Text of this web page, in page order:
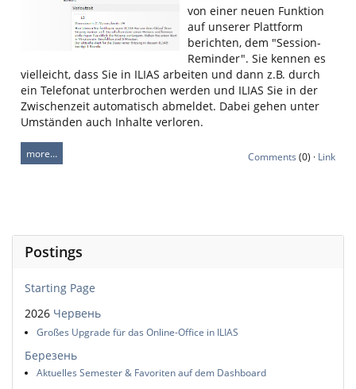
von einer neuen Funktion
auf unserer Plattform
berichten, dem "Session-
Reminder". Sie kennen es
vielleicht, dass Sie in ILIAS arbeiten und dann z.B. durch
ein Telefonat unterbrochen werden und ILIAS Sie in der
Zwischenzeit automatisch abmeldet. Dabei gehen unter
Umständen auch Inhalte verloren.
more… Comments (0) · Link
Postings
Starting Page
2026 Червень
Großes Upgrade für das Online-Office in ILIAS
Березень
Aktuelles Semester & Favoriten auf dem Dashboard